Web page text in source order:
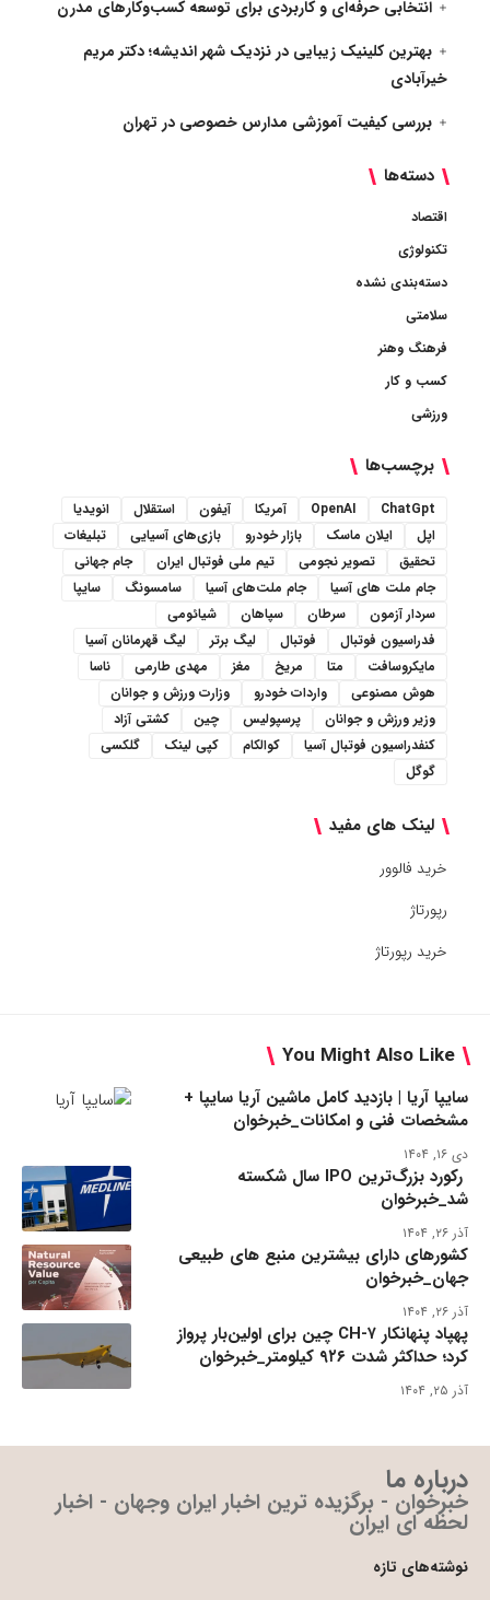
انتخابی حرفه‌ای و کاربردی برای توسعه کسب‌وکارهای مدرن
بهترین کلینیک زیبایی در نزدیک شهر اندیشه؛ دکتر مریم
خیرآبادی
بررسی کیفیت آموزشی مدارس خصوصی در تهران
دسته‌ها
اقتصاد
تکنولوژی
دسته‌بندی نشده
سلامتی
فرهنگ وهنر
کسب و کار
ورزشی
برچسب‌ها
ChatGpt
OpenAI آمریکا آیفون استقلال
انویدیا
اپل
ایلان ماسک بازار خودرو بازی‌های آسیایی
تبلیغات
تحقیق
تصویر نجومی تیم ملی فوتبال ایران
جام جهانی
جام ملت های آسیا
جام ملت‌های آسیا سامسونگ
سایپا
سردار آزمون
سرطان سپاهان
شیائومی
فدراسیون فوتبال
فوتبال لیگ برتر
لیگ قهرمانان آسیا
مایکروسافت
متا مریخ مغز مهدی طارمی
ناسا
هوش مصنوعی
واردات خودرو
وزارت ورزش و جوانان
وزیر ورزش و جوانان
پرسپولیس چین
کشتی آزاد
کنفدراسیون فوتبال آسیا
کوالکام کپی لینک
گلکسی
گوگل
لینک های مفید
خرید فالوور
رپورتاژ
خرید رپورتاژ
You Might Also Like
سایپا آریا | بازدید کامل ماشین آریا سایپا +
مشخصات فنی و امکانات_خبرخوان
دی ۱۶, ۱۴۰۴
رکورد بزرگ‌ترین IPO سال شکسته
شد_خبرخوان
آذر ۲۶, ۱۴۰۴
کشورهای دارای بیشترین منبع های طبیعی
جهان_خبرخوان
آذر ۲۶, ۱۴۰۴
پهپاد پنهانکار CH-۷ چین برای اولین‌بار پرواز
کرد؛ حداکثر شدت ۹۲۶ کیلومتر_خبرخوان
آذر ۲۵, ۱۴۰۴
درباره ما
خبرخوان - برگزیده ترین اخبار ایران وجهان - اخبار
لحظه ای ایران
نوشته‌های تازه